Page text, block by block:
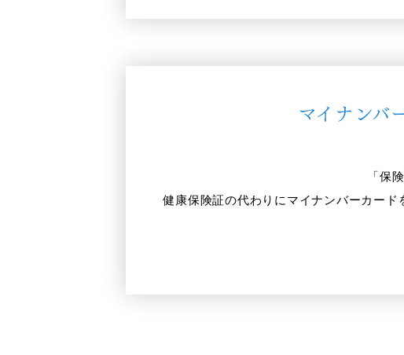
マイナンバ
「保
健康保険証の代わりにマイナンバーカード